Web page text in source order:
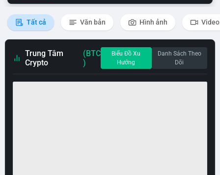
Tất cả Văn bản Hình ảnh Video
Trung Tâm
Crypto
(BTC
)
Biểu Đồ Xu
Hướng
Danh Sách Theo
Dõi